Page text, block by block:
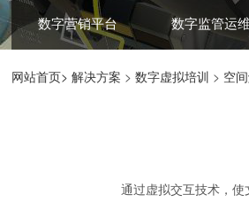
数字营销平台 数字监管运
网站首页> 解决方案 > 数字虚拟培训 > 空
通过虚拟交互技术，